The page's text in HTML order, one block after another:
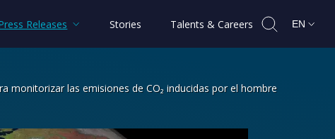
Releases Stories Talents & Careers EN
monitorizar las emisiones de CO₂ inducidas por el hombre